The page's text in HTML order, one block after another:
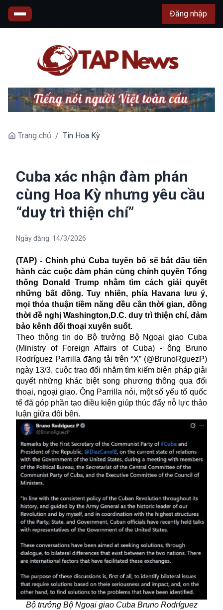
Đăng nhập
Trang chủ / Tin Hoa Kỳ
Cuba xác nhận đàm phán
cùng Hoa Kỳ nhưng yêu cầu
“duy trì thiện chí”
Ngày đăng: 14/3/2026
(TAP) - Chính phủ Cuba tuyên bố sẽ bắt đầu tiến
hành các cuộc đàm phán cùng chính quyền Tổng
thống Donald Trump nhằm tìm cách giải quyết
những bất đồng. Tuy nhiên, phía Havana lưu ý,
mọi thỏa thuận tiềm năng đều cần thời gian, đồng
thời đề nghị Washington,D.C. duy trì thiện chí, đảm
bảo kênh đối thoại xuyên suốt.
Theo thông tin do Bộ trưởng Bộ Ngoại giao Cuba
(Ministry of Foreign Affairs of Cuba) - ông Bruno
Rodríguez Parrilla đăng tải trên “X” (@BrunoRguezP)
ngày 13/3, cuộc trao đổi nhằm tìm kiếm biện pháp giải
quyết những khác biệt song phương thông qua đối
thoại, ngoại giao. Ông Parrilla nói, một số yếu tố quốc
tế đã góp phần tạo điều kiện giúp thúc đẩy nỗ lực thảo
luận giữa đôi bên.
Bộ trưởng Bộ Ngoại giao Cuba Bruno Rodríguez